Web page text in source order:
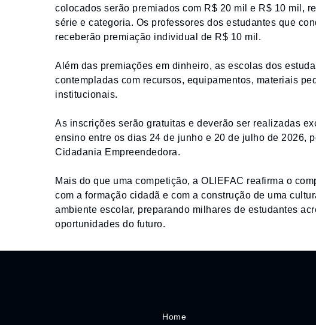
colocados serão premiados com R$ 20 mil e R$ 10 mil,
série e categoria. Os professores dos estudantes que
receberão premiação individual de R$ 10 mil.
Além das premiações em dinheiro, as escolas dos
contempladas com recursos, equipamentos, materiais
institucionais.
As inscrições serão gratuitas e deverão ser realizadas
ensino entre os dias 24 de junho e 20 de julho de 2026,
Cidadania Empreendedora.
Mais do que uma competição, a OLIEFAC reafirma o
com a formação cidadã e com a construção de uma
ambiente escolar, preparando milhares de estudantes
oportunidades do futuro.
Home